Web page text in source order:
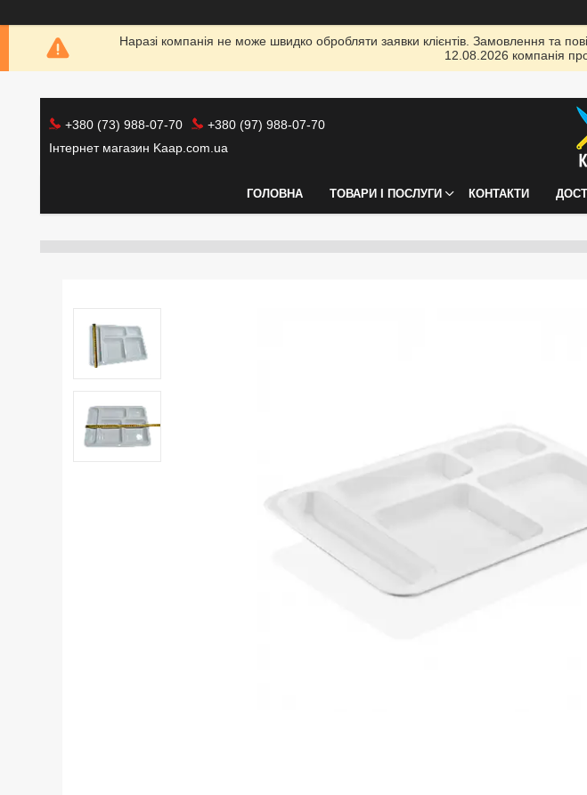
Наразі компанія не може швидко обробляти заявки клієнтів. Замовлення та
12.08.2026 компанія
+380 (73) 988-07-70
+380 (97) 988-07-70
Інтернет магазин Kaap.com.ua
ГОЛОВНА ТОВАРИ І ПОСЛУГИ КОНТАКТИ